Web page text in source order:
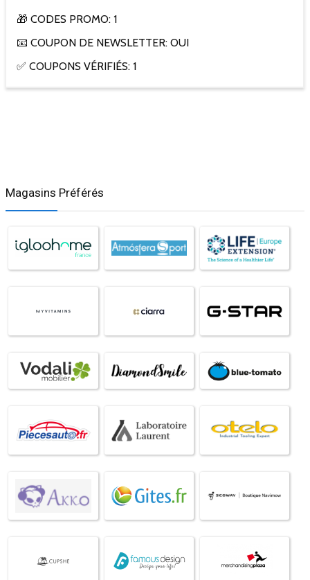
🎁 CODES PROMO: 1
📧 COUPON DE NEWSLETTER: OUI
✅ COUPONS VÉRIFIÉS: 1
Magasins Préférés